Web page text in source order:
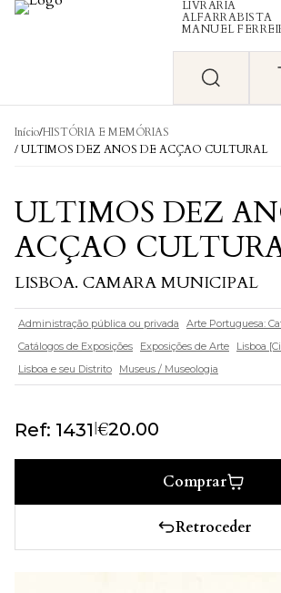
Skip to content
LIVRARIA
ALFARRABISTA
MANUEL
Início/HISTÓRIA E MEMÓRIAS
/ ULTIMOS DEZ ANOS DE ACÇAO CULTURAL
ULTIMOS DEZ
ACÇAO
LISBOA. CAMARA MUNICIPAL
Administração pública ou privada
Arte Portuguesa:
Catálogos de Exposições
Exposições de Arte
Lisboa
Lisboa e seu Distrito
Museus / Museologia
Ref: 1431|€20.00
Comprar
Retroceder